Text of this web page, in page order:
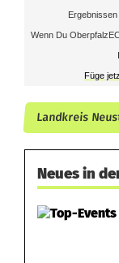
Wenn Du
Füge
Landkreis
Neues in